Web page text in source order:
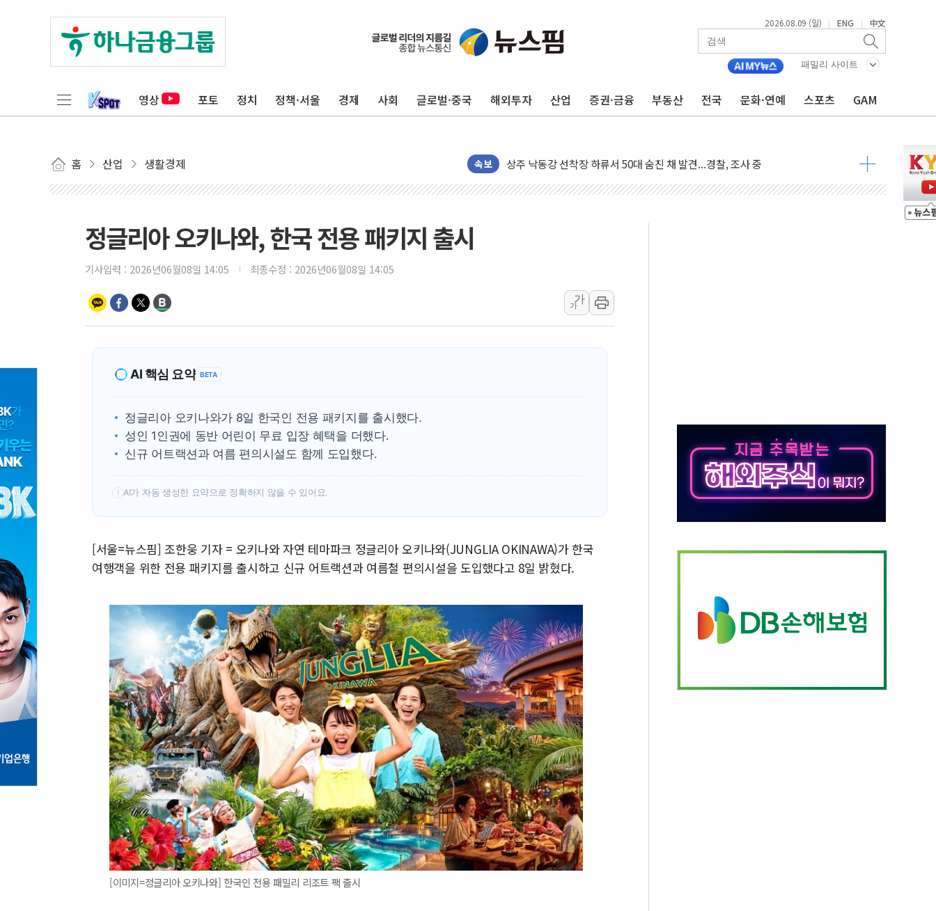
2026.08.09 (일) | ENG | 中文
패밀리 사이트
영상 포토 정치 정책·서울 경제 사회 글로벌·중국 해외투자 산업 증권·금융 부동산 전국 문화·연예 스포츠 GAM
홈 산업 생활경제 속보
평택 진위면 공장서 질식사고 발생…작업자 1명 숨져
포항 블루밸리 국가산단에 '철강 AI융합실증센터' 들어선다
[종합] 김민석, 정청래에 누적 1.48%p 차 선두 유지...金 46.01% vs 鄭 44.53%
민주당 경북도당위원장에 오중기 당선...합산득표율 68.63%
김민석, 강원·대구·경북 경선서 정청래에 승리…金 48.54% vs 鄭 44.40%
[속보] 민주, 대구 경선 결과 발표...정청래 47.82% 김민석 46.35% 송영길 5.83%
[속보] 민주, 강원 경선 결과 발표...김민석 50.30% 정청래 41.94% 송영길 7.76%
정재헌 CEO, SKT 장기고객 400명 맞이…"마음 잇는 시간 되길"
최태원, 노소영에 9440억 지급 확정되나…재상고 앞두고 막판 셈법
홈플러스發 대형마트 판매, 역대 최대폭 감소한 9.4%↓…유통업계 양극화 심화
윤준병·이해민 의원, '정부 특사'로 콜롬비아 대통령 취임식 참석
'호우·산사태 주의보' 울진 시간당 30mm 강한 비...호우 피해 없어
여야, 황희 '버스 하우스' 공방…野 "청년 우롱 기괴" vs 與 "송구한 해프닝"
정글리아 오키나와, 한국 전용 패키지 출시
기사입력 : 2026년06월08일 14:05 최종수정 : 2026년06월08일 14:05
가
가
AI 핵심 요약 BETA
정글리아 오키나와가 8일 한국인 전용 패키지를 출시했다.
성인 1인권에 동반 어린이 무료 입장 혜택을 더했다.
신규 어트랙션과 여름 편의시설도 함께 도입했다.
! AI가 자동 생성한 요약으로 정확하지 않을 수 있어요.
[서울=뉴스핌] 조한웅 기자 = 오키나와 자연 테마파크 정글리아 오키나와(JUNGLIA OKINAWA)가 한국
여행객을 위한 전용 패키지를 출시하고 신규 어트랙션과 여름철 편의시설을 도입했다고 8일 밝혔다.
[이미지=정글리아 오키나와] 한국인 전용 패밀리 리조트 팩 출시